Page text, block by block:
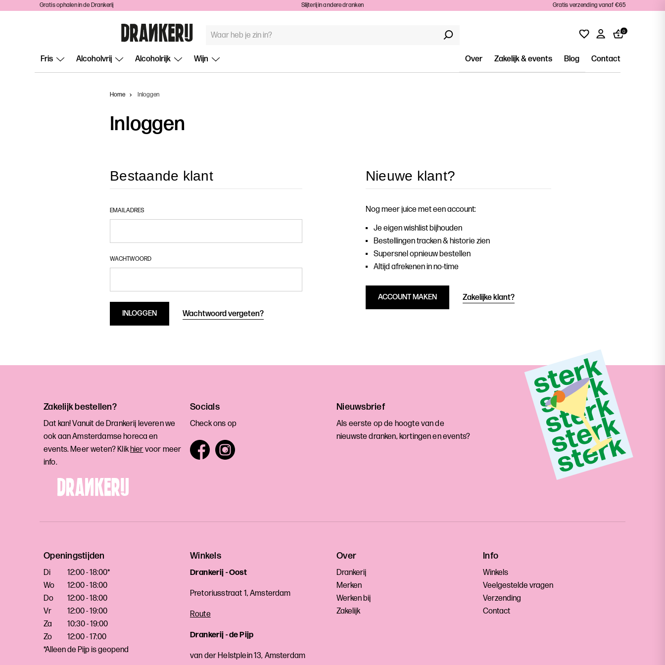
Gratis ophalen in de Drankerij Slijterij in andere dranken Gratis verzending vanaf €65
0
Fris Alcoholvrij Alcoholrijk Wijn Over Zakelijk & events Blog Contact
TREFWOORD
Home Inloggen
Inloggen
Bestaande klant
EMAILADRES
WACHTWOORD
Wachtwoord vergeten?
Nieuwe klant?
Nog meer juice met een account:
Je eigen wishlist bijhouden
Bestellingen tracken & historie zien
Supersnel opnieuw bestellen
Altijd afrekenen in no-time
ACCOUNT MAKEN Zakelijke klant?
Zakelijk bestellen?
Dat kan! Vanuit de Drankerij leveren we
ook aan Amsterdamse horeca en
events. Meer weten? Klikhier voor meer
info.
Socials
Check ons op
Nieuwsbrief
Als eerste op de hoogte van de
nieuwste dranken, kortingen en events?
Openingstijden
Di
12:00 - 18:00*
Wo
12:00 - 18:00
Do
12:00 - 18:00
Vr
12:00 - 19:00
Za
10:30 - 19:00
Zo
12:00 - 17:00
*Alleen de Pijp is geopend
Winkels
Drankerij - Oost
Pretoriusstraat 1, Amsterdam
Route
Drankerij - de Pijp
van der Helstplein 13, Amsterdam
Over
Drankerij
Merken
Werken bij
Zakelijk
Info
Winkels
Veelgestelde vragen
Verzending
Contact